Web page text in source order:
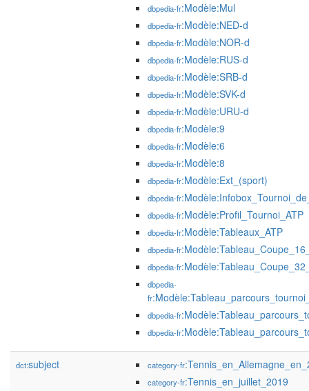
dbpedia-fr:Modèle:Mul
dbpedia-fr:Modèle:NED-d
dbpedia-fr:Modèle:NOR-d
dbpedia-fr:Modèle:RUS-d
dbpedia-fr:Modèle:SRB-d
dbpedia-fr:Modèle:SVK-d
dbpedia-fr:Modèle:URU-d
dbpedia-fr:Modèle:9
dbpedia-fr:Modèle:6
dbpedia-fr:Modèle:8
dbpedia-fr:Modèle:Ext_(sport)
dbpedia-fr
dbpedia-fr:Modèle:Profil_Tournoi_ATP
dbpedia-fr:Modèle:Tableaux_ATP
dbpedia-fr
dbpedia-fr
dbpedia-
fr
dbpedia-fr
dbpedia-fr
dct:subject category-fr
category-fr:Tennis_en_juillet_2019